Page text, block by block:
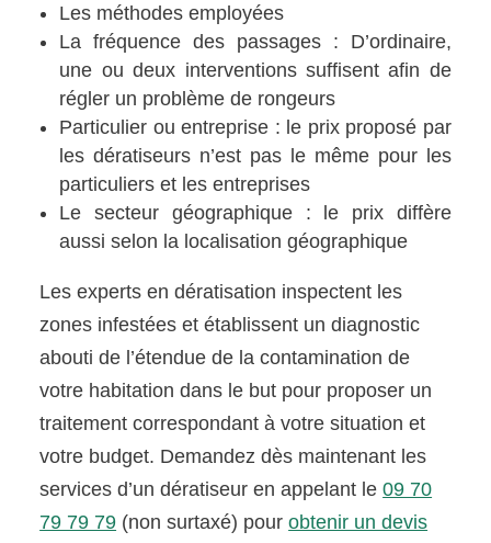
Les méthodes employées
La fréquence des passages : D’ordinaire,
une ou deux interventions suffisent afin de
régler un problème de rongeurs
Particulier ou entreprise : le prix proposé par
les dératiseurs n’est pas le même pour les
particuliers et les entreprises
Le secteur géographique : le prix diffère
aussi selon la localisation géographique
Les experts en dératisation inspectent les
zones infestées et établissent un diagnostic
abouti de l’étendue de la contamination de
votre habitation dans le but pour proposer un
traitement correspondant à votre situation et
votre budget. Demandez dès maintenant les
services d’un dératiseur en appelant le09 70
79 79 79 (non surtaxé) pourobtenir un devis